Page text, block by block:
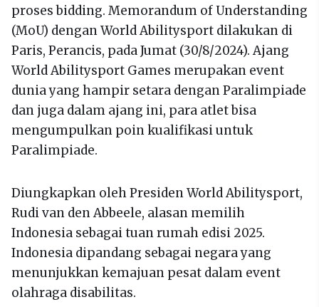
proses bidding. Memorandum of Understanding
(MoU) dengan World Abilitysport dilakukan di
Paris, Perancis, pada Jumat (30/8/2024). Ajang
World Abilitysport Games merupakan event
dunia yang hampir setara dengan Paralimpiade
dan juga dalam ajang ini, para atlet bisa
mengumpulkan poin kualifikasi untuk
Paralimpiade.
Diungkapkan oleh Presiden World Abilitysport,
Rudi van den Abbeele, alasan memilih
Indonesia sebagai tuan rumah edisi 2025.
Indonesia dipandang sebagai negara yang
menunjukkan kemajuan pesat dalam event
olahraga disabilitas.